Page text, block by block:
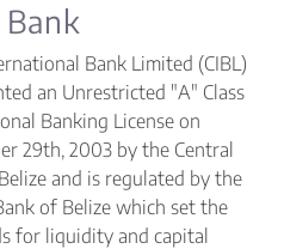
Bank
Bank Limited (CIBL)
an Unrestricted "A" Class
Banking License on
29th, 2003 by the Central
and is regulated by the
of Belize which set the
for liquidity and capital